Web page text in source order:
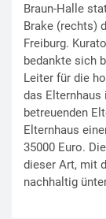
Braun-Halle
Brake (rechts)
Freiburg.
bedankte sich
Leiter für die
das Elternhaus
betreuenden
Elternhaus
35000 Euro.
dieser Art, mit
nachhaltig